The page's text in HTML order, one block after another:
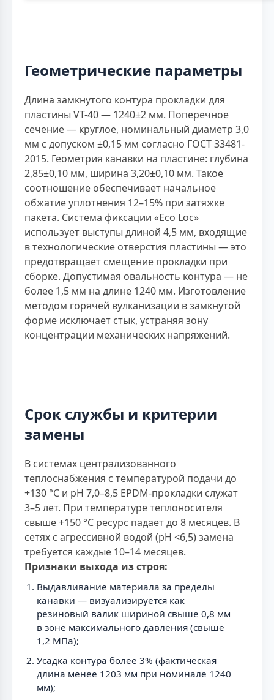
Геометрические параметры
Длина замкнутого контура прокладки для
пластины VT-40 — 1240±2 мм. Поперечное
сечение — круглое, номинальный диаметр 3,0
мм с допуском ±0,15 мм согласно ГОСТ 33481-
2015. Геометрия канавки на пластине: глубина
2,85±0,10 мм, ширина 3,20±0,10 мм. Такое
соотношение обеспечивает начальное
обжатие уплотнения 12–15% при затяжке
пакета. Система фиксации «Eco Loc»
использует выступы длиной 4,5 мм, входящие
в технологические отверстия пластины — это
предотвращает смещение прокладки при
сборке. Допустимая овальность контура — не
более 1,5 мм на длине 1240 мм. Изготовление
методом горячей вулканизации в замкнутой
форме исключает стык, устраняя зону
концентрации механических напряжений.
Срок службы и критерии
замены
В системах централизованного
теплоснабжения с температурой подачи до
+130 °С и рН 7,0–8,5 EPDM-прокладки служат
3–5 лет. При температуре теплоносителя
свыше +150 °С ресурс падает до 8 месяцев. В
сетях с агрессивной водой (рН <6,5) замена
требуется каждые 10–14 месяцев.
Признаки выхода из строя:
Выдавливание материала за пределы
канавки — визуализируется как
резиновый валик шириной свыше 0,8 мм
в зоне максимального давления (свыше
1,2 МПа);
Усадка контура более 3% (фактическая
длина менее 1203 мм при номинале 1240
мм);